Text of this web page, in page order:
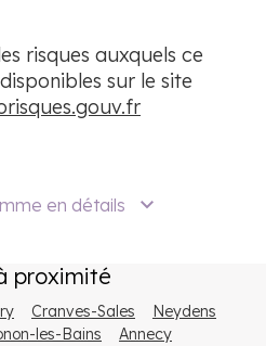
risques auxquels ce
sur le site
en détails
proximité
Cranves-Sales
Neydens
les-Bains
Annecy